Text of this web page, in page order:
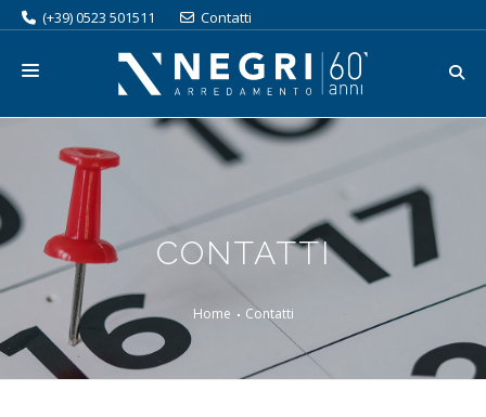
(+39) 0523 501511 Contatti
ORGANIZZA LA TUA VISITA
SERVIZI
CATALOGO
BRAND
PROMOZIONI
OUTLET
CONTATTI
Home Contatti